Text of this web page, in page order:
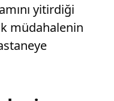
yitirdiği
müdahalenin